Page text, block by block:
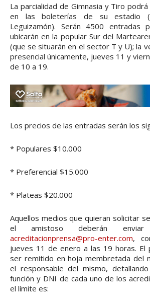
La parcialidad de Gimnasia y Tiro
en las boleterías de su estadio
Leguizamón). Serán 4500 entradas
ubicarán en la popular Sur del
(que se situarán en el sector T y U); la
presencial únicamente, jueves 11 y
de 10 a 19.
Los precios de las entradas serán los
* Populares $10.000
* Preferencial $15.000
* Plateas $20.000
Aquellos medios que quieran solicitar
el amistoso deberán
acreditacionprensa@pro-enter.com,
jueves 11 de enero a las 19 horas. El
ser remitido en hoja membretada del
el responsable del mismo,
función y DNI de cada uno de los
el límite es: